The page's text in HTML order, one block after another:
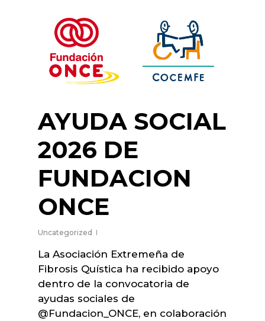
AYUDA SOCIAL
2026 DE
FUNDACION
ONCE
Uncategorized
La Asociación Extremeña de
Fibrosis Quística ha recibido apoyo
dentro de la convocatoria de
ayudas sociales de
@Fundacion_ONCE, en colaboración